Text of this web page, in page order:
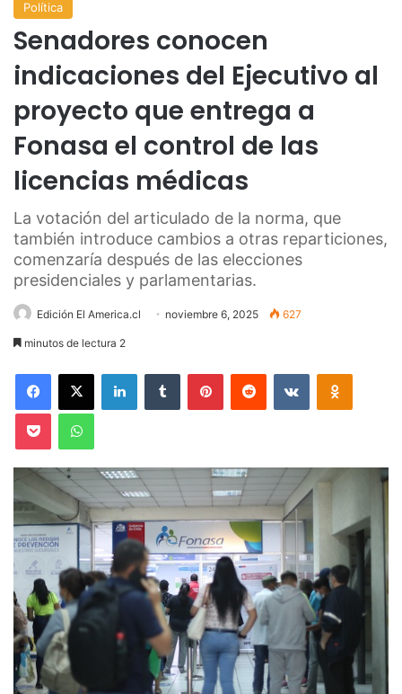
Política
Senadores conocen
indicaciones del Ejecutivo al
proyecto que entrega a
Fonasa el control de las
licencias médicas
La votación del articulado de la norma, que
también introduce cambios a otras reparticiones,
comenzaría después de las elecciones
presidenciales y parlamentarias.
Edición El America.cl noviembre 6, 2025 627
minutos de lectura 2
Facebook
X LinkedInTumblr PinterestReddit VKontakte
Pocket WhatsApp